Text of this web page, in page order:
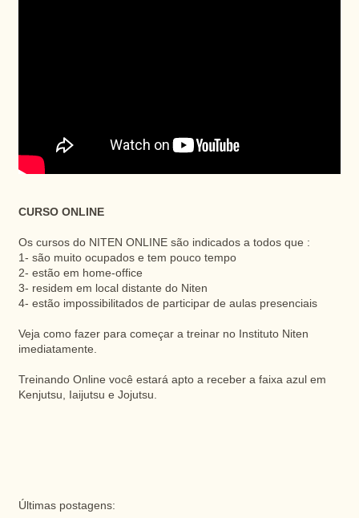
CURSO ONLINE
Os cursos do NITEN ONLINE são indicados a todos que :
1- são muito ocupados e tem pouco tempo
2- estão em home-office
3- residem em local distante do Niten
4- estão impossibilitados de participar de aulas presenciais
Veja como fazer para começar a treinar no Instituto Niten
imediatamente.
Treinando Online você estará apto a receber a faixa azul em
Kenjutsu, Iaijutsu e Jojutsu.
Últimas postagens: